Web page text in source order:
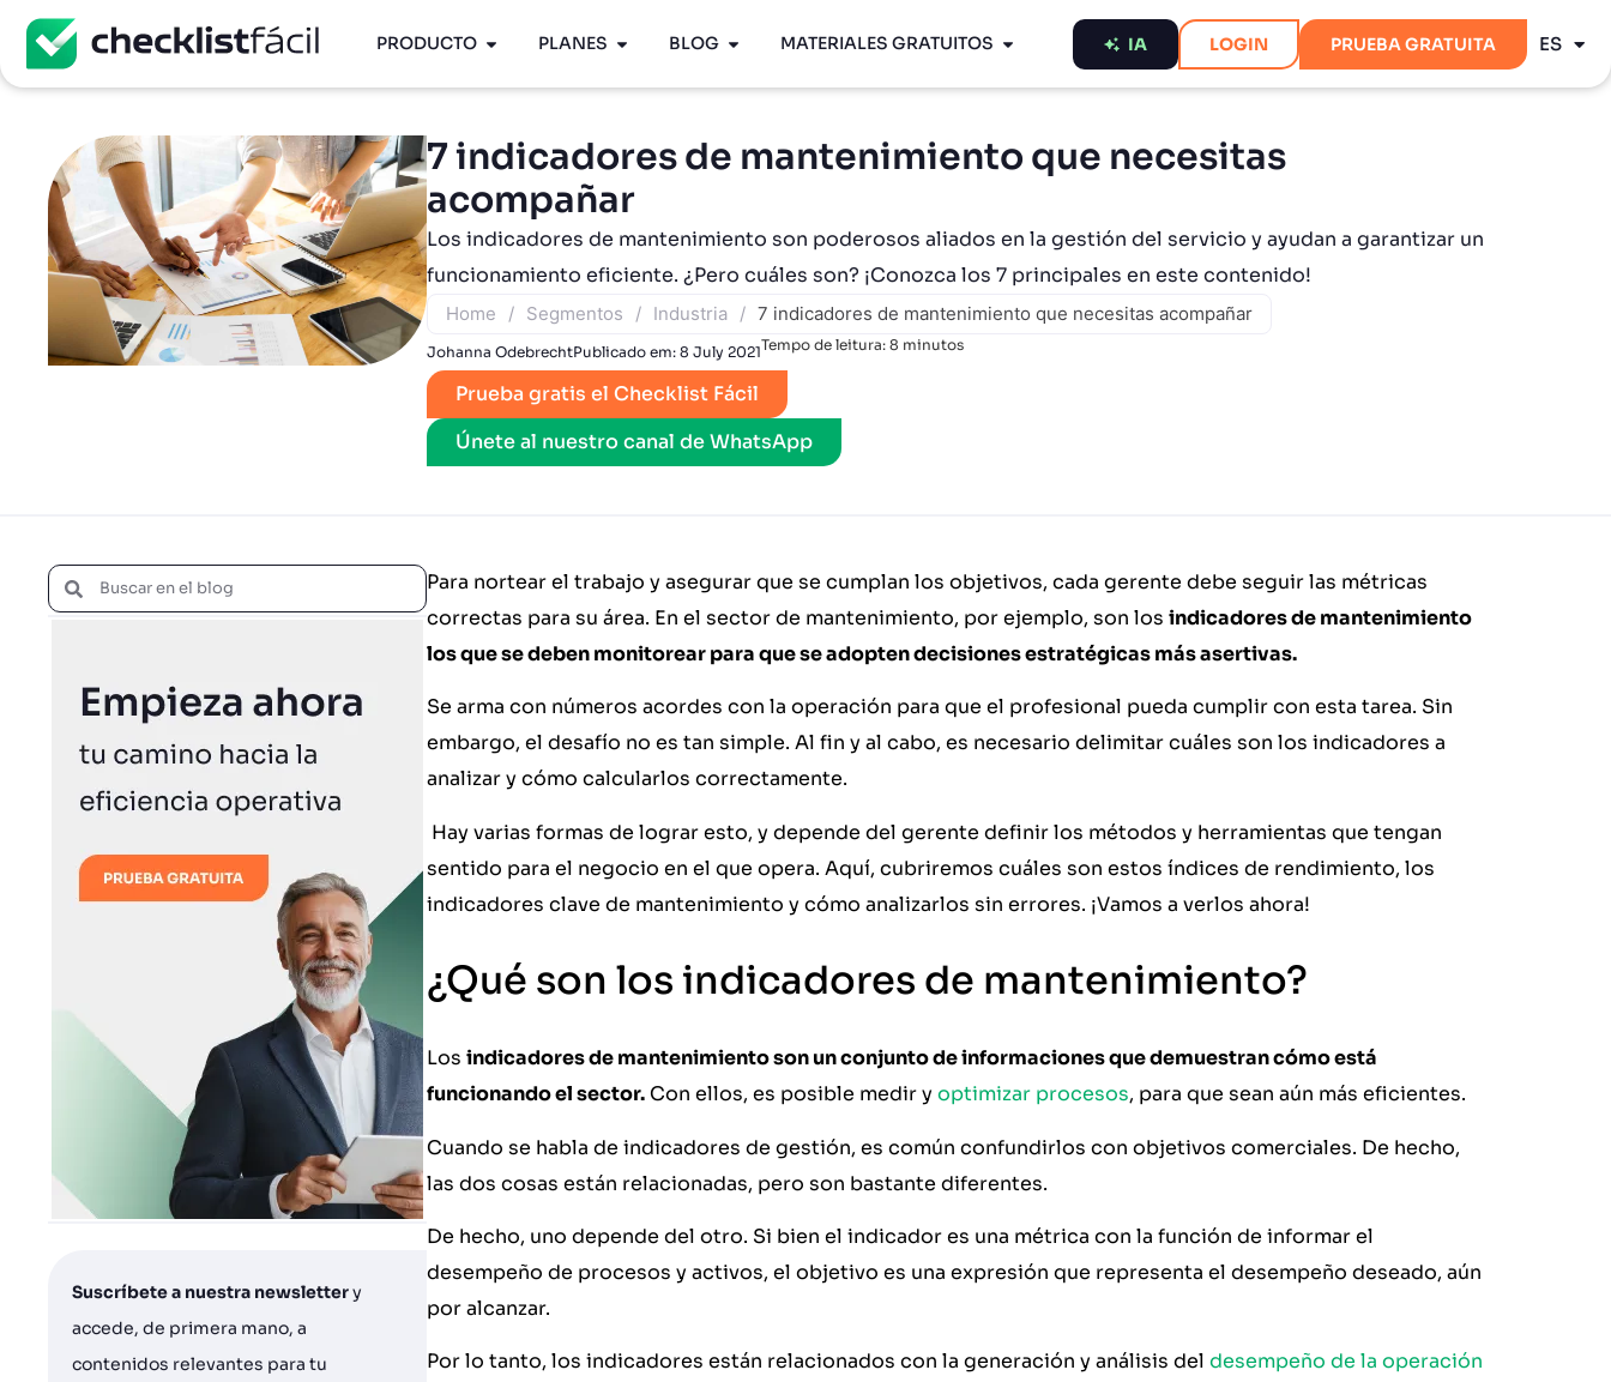
PRODUCTO PLANES BLOG MATERIALES GRATUITOS IA LOGIN PRUEBA GRATUITA ES
EN
7 indicadores de mantenimiento que necesitas
acompañar
Los indicadores de mantenimiento son poderosos aliados en la gestión del servicio y ayudan a garantizar un
funcionamiento eficiente. ¿Pero cuáles son? ¡Conozca los 7 principales en este contenido!
Home / Segmentos / Industria / 7 indicadores de mantenimiento que necesitas acompañar
Johanna OdebrechtPublicado em: 8 July 2021Tempo de leitura: 8 minutos
Prueba gratis el Checklist Fácil
Únete al nuestro canal de WhatsApp
Suscríbete a nuestra newslettery
accede, de primera mano, a
contenidos relevantes para tu
Para nortear el trabajo y asegurar que se cumplan los objetivos, cada gerente debe seguir las métricas
correctas para su área. En el sector de mantenimiento, por ejemplo, son los indicadores de mantenimiento
los que se deben monitorear para que se adopten decisiones estratégicas más asertivas.
Se arma con números acordes con la operación para que el profesional pueda cumplir con esta tarea. Sin
embargo, el desafío no es tan simple. Al fin y al cabo, es necesario delimitar cuáles son los indicadores a
analizar y cómo calcularlos correctamente.
Hay varias formas de lograr esto, y depende del gerente definir los métodos y herramientas que tengan
sentido para el negocio en el que opera. Aquí, cubriremos cuáles son estos índices de rendimiento, los
indicadores clave de mantenimiento y cómo analizarlos sin errores. ¡Vamos a verlos ahora!
¿Qué son los indicadores de mantenimiento?
Los indicadores de mantenimiento son un conjunto de informaciones que demuestran cómo está
funcionando el sector. Con ellos, es posible medir yoptimizar procesos, para que sean aún más eficientes.
Cuando se habla de indicadores de gestión, es común confundirlos con objetivos comerciales. De hecho,
las dos cosas están relacionadas, pero son bastante diferentes.
De hecho, uno depende del otro. Si bien el indicador es una métrica con la función de informar el
desempeño de procesos y activos, el objetivo es una expresión que representa el desempeño deseado, aún
por alcanzar.
Por lo tanto, los indicadores están relacionados con la generación y análisis del desempeño de la operación